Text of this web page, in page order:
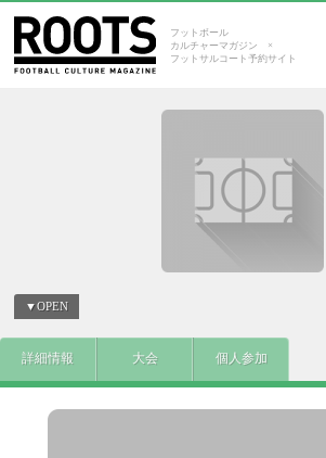
フットボール
カルチャーマガジン ×
フットサルコート予約サイト
▼OPEN
詳細情報 大会 個人参加